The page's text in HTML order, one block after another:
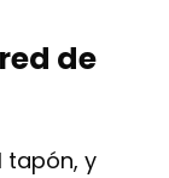
de
tapón, y